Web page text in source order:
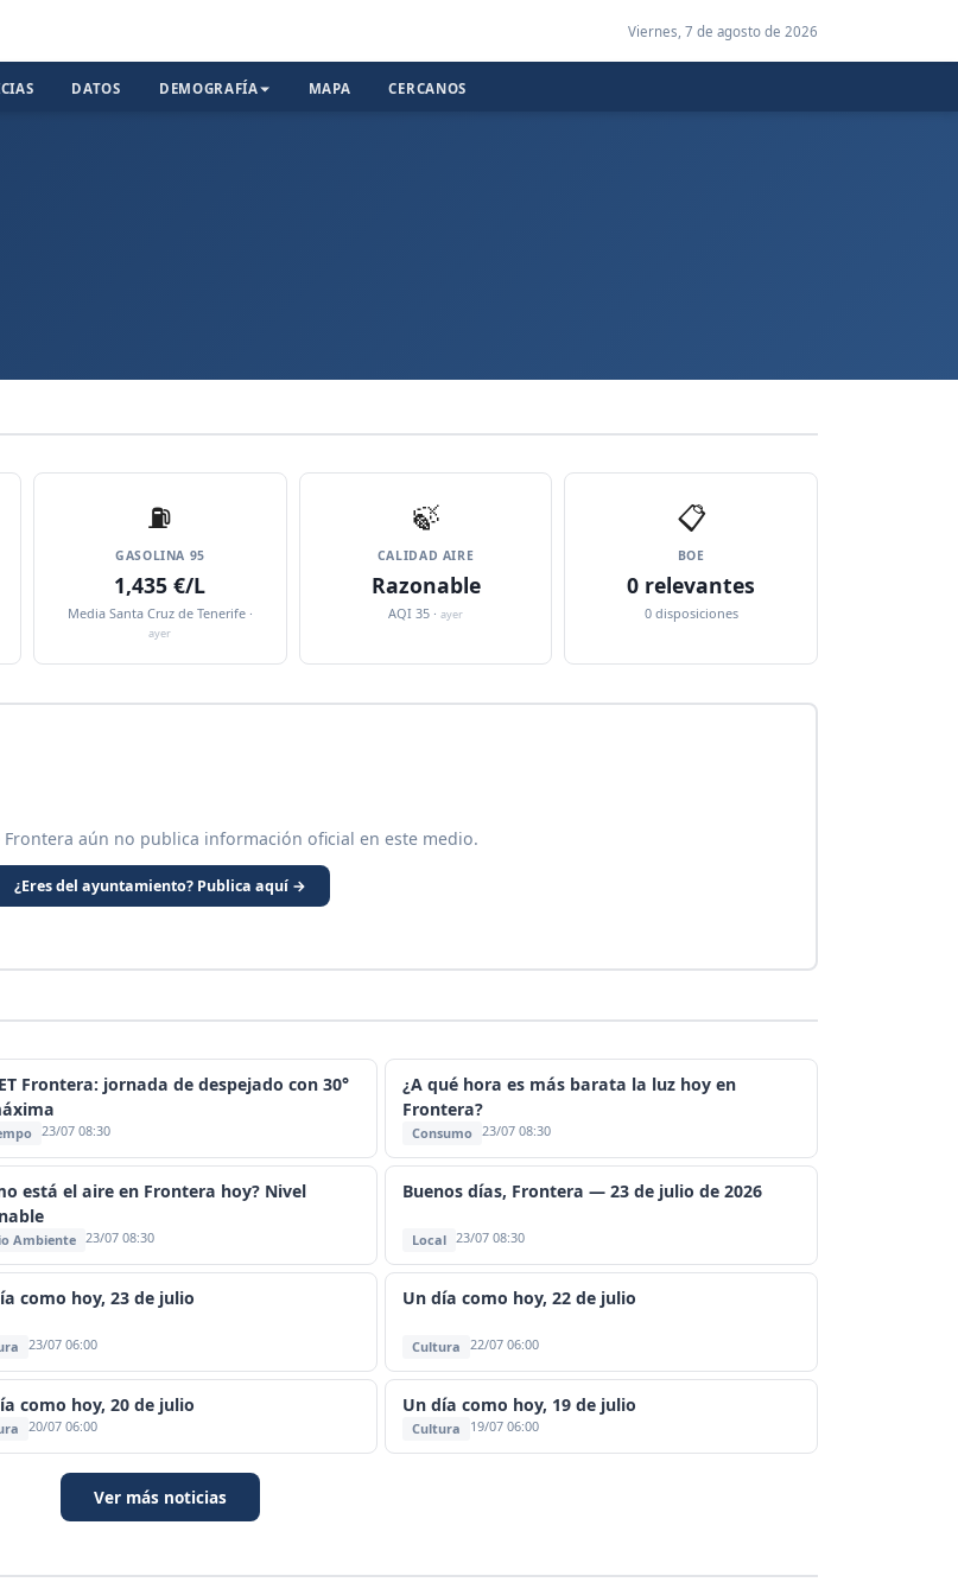
Viernes, 7 de agosto de 2026
DATOS DEMOGRAFÍA MAPA CERCANOS
⛽️
GASOLINA 95
1,435 €/L
Media Santa Cruz de Tenerife ·
ayer
🍃
CALIDAD AIRE
Razonable
AQI 35 ·ayer
📋
BOE
0 relevantes
0 disposiciones
Frontera aún no publica información oficial en este medio.
¿Eres del ayuntamiento? Publica aquí →
Frontera: jornada de despejado con 30°
23/07 08:30
¿A qué hora es más barata la luz hoy en
Frontera?
Consumo 23/07 08:30
está el aire en Frontera hoy? Nivel
Ambiente 23/07 08:30
Buenos días, Frontera — 23 de julio de 2026
Local 23/07 08:30
como hoy, 23 de julio
23/07 06:00
Un día como hoy, 22 de julio
Cultura 22/07 06:00
como hoy, 20 de julio
20/07 06:00
Un día como hoy, 19 de julio
Cultura 19/07 06:00
Ver más noticias